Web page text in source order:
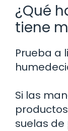
¿Qué
tiene
Prueba a
Si las
suelas